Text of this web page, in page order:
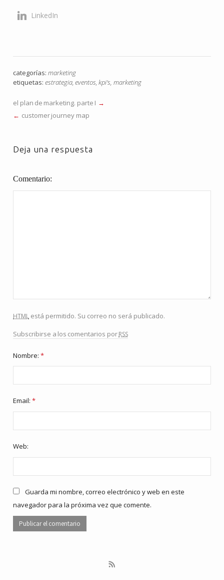
LinkedIn
categorías: marketing
etiquetas: estrategia,eventos,kpi's, marketing
el plan de marketing. parte I
customer journey map
Deja una respuesta
Comentario
html está permitido. Su correo no será publicado.
Subscribirse a los comentarios porrss
Nombre:*
Email:*
Web:
Guarda mi nombre, correo electrónico y web en este
navegador para la próxima vez que comente.